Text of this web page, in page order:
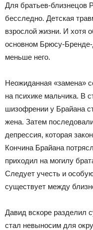
Для братьев-близнецов
бесследно. Детская
взрослой жизни. И хотя
основном Брюсу-
меньше него.
Неожиданная «замена»
на психике мальчика. В
шизофрении у Брайана
жена. Затем
депрессия, которая
Кончина Брайана
приходил на могилу
Следует учесть и
существует между
Давид вскоре разделил
стал невыносим для